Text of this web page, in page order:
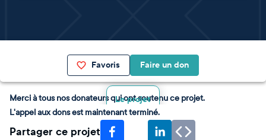
Favoris Faire un don
Le projet
Merci à tous nos donateurs qui ont soutenu ce projet.
L'appel aux dons est maintenant terminé.
Partager ce projet